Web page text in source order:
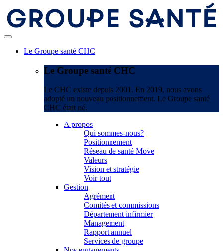
Le Groupe santé CHC
Le Groupe santé CHC
Le CHC existe depuis 2001. En 2019, nous avons
adopté un nouveau positionnement. Le Groupe santé
CHC était né.
A propos
Qui sommes-nous?
Positionnement
Réseau de santé Move
Valeurs
Vision et stratégie
Voir tout
Gestion
Agrément
Comités et commissions
Département infirmier
Management
Rapport annuel
Services de groupe